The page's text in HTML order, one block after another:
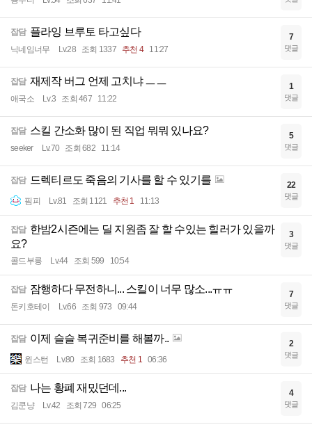
잡담 플라잉 브루토 타고싶다
닉네임너무 Lv.28 조회 1337 추천 4 11:27
7
댓글
잡담 재제작 버그 언제 고치냐 ㅡㅡ
애국소 Lv.3 조회 467 11:22
1
댓글
잡담 스킬 간소화 많이 된 직업 뭐뭐 있나요?
seeker Lv.70 조회 682 11:14
5
댓글
잡담 드렉티르도 죽음의 기사를 할 수 있기를
핌피 Lv.81 조회 1121 추천 1 11:13
22
댓글
잡담 한밤2시즌에는 딜 지원좀 잘 할 수있는 힐러가 있을까
요?
콜드부릉 Lv.44 조회 599 10:54
3
댓글
잡담 잠행하다 무전하니... 스킬이 너무 많소...ㅠㅠ
돈키호테이 Lv.66 조회 973 09:44
7
댓글
잡담 이제 슬슬 복귀준비를 해볼까..
윈스턴 Lv.80 조회 1683 추천 1 06:36
2
댓글
잡담 나는 황폐 재밌던데...
김쿤냥 Lv.42 조회 729 06:25
4
댓글